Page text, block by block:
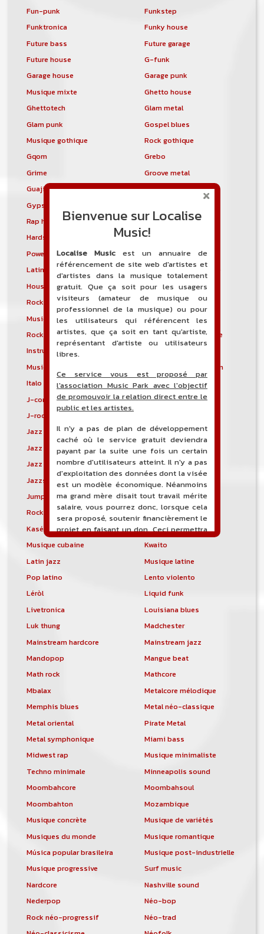
Fun-punk
Funkstep
Funktronica
Funky house
Future bass
Future garage
Future house
G-funk
Garage house
Garage punk
Musique mixte
Ghetto house
Ghettotech
Glam metal
Glam punk
Gospel blues
Musique gothique
Rock gothique
Gqom
Grebo
Grime
Groove metal
Guajira
Guaracha
Gypsy punk
Rap hardcore
Industrial hardcore
Hardstep
Hardstyle
Power noise
Heavenly voices
Latin metal
Musique hindoustanie
House progressive
Tropical house
Rock indépendant
Indietronica
Musique industrielle
Metal industriel
Rock industriel
Musique instrumentale
Instrumental
Musique irlandaise
Rock progressif italien
Italo Disco
Italo house
J-core
J-pop
J-rock
Jazz blues
Jazz modal
Jazz Nouvelle-Orléans
Jazz punk
Jazz vocal
Jazz-funk
Jazzstep
Jersey club
Jump blues
Jump-up
Rock canadien
Kansas City blues
Kasékò
Kizomba
Musique cubaine
Kwaito
Latin jazz
Musique latine
Pop latino
Lento violento
Léròl
Liquid funk
Livetronica
Louisiana blues
Luk thung
Madchester
Mainstream hardcore
Mainstream jazz
Mandopop
Mangue beat
Math rock
Mathcore
Mbalax
Metalcore mélodique
Memphis blues
Metal néo-classique
Metal oriental
Pirate Metal
Metal symphonique
Miami bass
Midwest rap
Musique minimaliste
Techno minimale
Minneapolis sound
Moombahcore
Moombahsoul
Moombahton
Mozambique
Musique concrète
Musique de variétés
Musiques du monde
Musique romantique
Música popular brasileira
Musique post-industrielle
Musique progressive
Surf music
Nardcore
Nashville sound
Nederpop
Néo-bop
Rock néo-progressif
Néo-trad
Bienvenue sur Localise
Music!
Localise Music est un annuaire de
référencement de site web d'artistes et
d'artistes dans la musique totalement
gratuit. Que ça soit pour les usagers
visiteurs (amateur de musique ou
professionnel de la musique) ou pour
les utilisateurs qui référencent les
artistes, que ça soit en tant qu'artiste,
représentant d'artiste ou utilisateurs
libres.
Ce service vous est proposé par
l'association Music Park avec l'objectif
de promouvoir la relation direct entre le
public et les artistes.
Il n'y a pas de plan de développement
caché où le service gratuit deviendra
payant par la suite une fois un certain
nombre d'utilisateurs atteint. Il n'y a pas
d'exploitation des données dont la visée
est un modèle économique. Néanmoins
ma grand mère disait tout travail mérite
salaire, vous pourrez donc, lorsque cela
sera proposé, soutenir financièrement le
projet en faisant un don. Ceci permettra
de financer l'hébergement, le nom de
de développement du site, et peut-être
une campagne de communication. Il va
comptabilité sera totalement publique
visible directement sur le site.
Un nouveau service de petites annonces
pour musicien vous est proposé sur le
site. Ce service permet, lorsque vous
êtes musiciens ou un groupe, un
orchestre, DJ, etc... de chercher un/des